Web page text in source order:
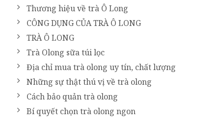
Thương hiệu về trà Ô Long
CÔNG DỤNG CỦA TRÀ Ô LONG
TRÀ Ô LONG
Trà Olong sữa túi lọc
Địa chỉ mua trà olong uy tín, chất lượng
Những sự thật thú vị về trà olong
Cách bảo quản trà olong
Bí quyết chọn trà olong ngon